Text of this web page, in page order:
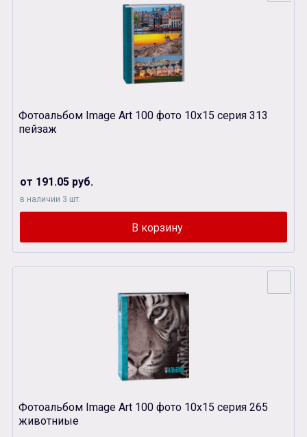
Фотоальбом Image Art 100 фото 10х15 серия 313
пейзаж
от 191.05 руб.
в наличии 3 шт.
Фотоальбом Image Art 100 фото 10х15 серия 265
животниые